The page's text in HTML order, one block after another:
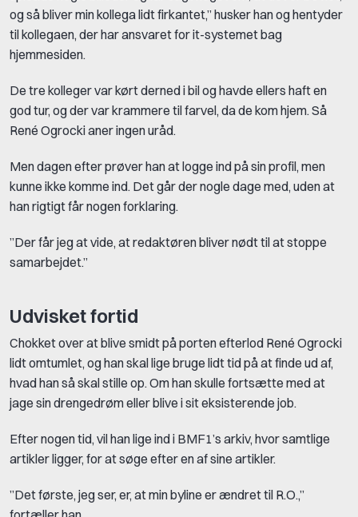
og så bliver min kollega lidt firkantet,” husker han og hentyder
til kollegaen, der har ansvaret for it-systemet bag
hjemmesiden.
De tre kolleger var kørt derned i bil og havde ellers haft en
god tur, og der var krammere til farvel, da de kom hjem. Så
René Ogrocki aner ingen uråd.
Men dagen efter prøver han at logge ind på sin profil, men
kunne ikke komme ind. Det går der nogle dage med, uden at
han rigtigt får nogen forklaring.
”Der får jeg at vide, at redaktøren bliver nødt til at stoppe
samarbejdet.”
Udvisket fortid
Chokket over at blive smidt på porten efterlod René Ogrocki
lidt omtumlet, og han skal lige bruge lidt tid på at finde ud af,
hvad han så skal stille op. Om han skulle fortsætte med at
jage sin drengedrøm eller blive i sit eksisterende job.
Efter nogen tid, vil han lige ind i BMF1’s arkiv, hvor samtlige
artikler ligger, for at søge efter en af sine artikler.
”Det første, jeg ser, er, at min byline er ændret til R.O.,”